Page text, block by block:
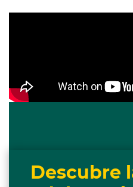
Descubre